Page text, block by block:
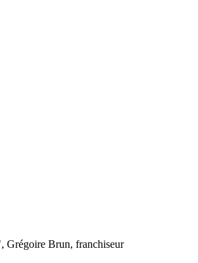
Grégoire Brun, franchiseur